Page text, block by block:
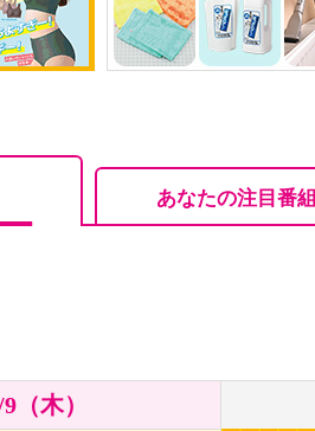
あなたの注目番組
（木）